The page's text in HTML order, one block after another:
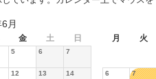
月
金 土 日 月 火
5 6 7
12 13 14 6 7